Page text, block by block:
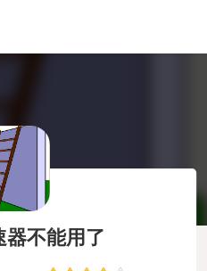
器不能用了